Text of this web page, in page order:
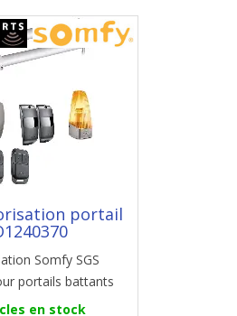
portail
Somfy SGS
portails battants
en stock